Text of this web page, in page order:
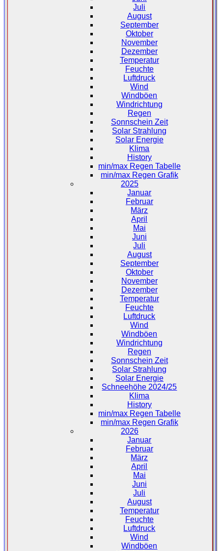
Juli
August
September
Oktober
November
Dezember
Temperatur
Feuchte
Luftdruck
Wind
Windböen
Windrichtung
Regen
Sonnschein Zeit
Solar Strahlung
Solar Energie
Klima
History
min/max Regen Tabelle
min/max Regen Grafik
2025
Januar
Februar
März
April
Mai
Juni
Juli
August
September
Oktober
November
Dezember
Temperatur
Feuchte
Luftdruck
Wind
Windböen
Windrichtung
Regen
Sonnschein Zeit
Solar Strahlung
Solar Energie
Schneehöhe 2024/25
Klima
History
min/max Regen Tabelle
min/max Regen Grafik
2026
Januar
Februar
März
April
Mai
Juni
Juli
August
Temperatur
Feuchte
Luftdruck
Wind
Windböen